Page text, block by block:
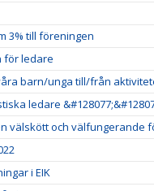
3% till föreningen
för ledare
barn/unga till/från
ledare
välskött och välfungerande
i EIK